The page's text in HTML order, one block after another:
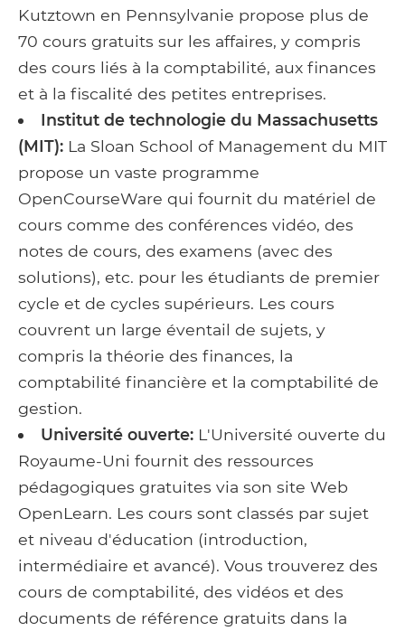
Kutztown en Pennsylvanie propose plus de
70 cours gratuits sur les affaires, y compris
des cours liés à la comptabilité, aux finances
et à la fiscalité des petites entreprises.
Institut de technologie du Massachusetts
(MIT): La Sloan School of Management du MIT
propose un vaste programme
OpenCourseWare qui fournit du matériel de
cours comme des conférences vidéo, des
notes de cours, des examens (avec des
solutions), etc. pour les étudiants de premier
cycle et de cycles supérieurs. Les cours
couvrent un large éventail de sujets, y
compris la théorie des finances, la
comptabilité financière et la comptabilité de
gestion.
Université ouverte: L'Université ouverte du
Royaume-Uni fournit des ressources
pédagogiques gratuites via son site Web
OpenLearn. Les cours sont classés par sujet
et niveau d'éducation (introduction,
intermédiaire et avancé). Vous trouverez des
cours de comptabilité, des vidéos et des
documents de référence gratuits dans la